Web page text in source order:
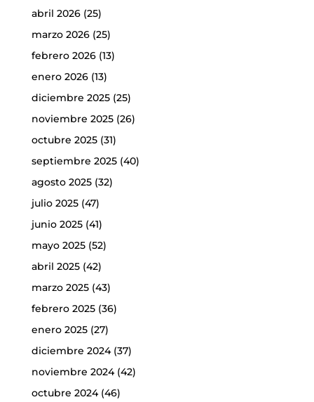
abril 2026(25)
marzo 2026(25)
febrero 2026(13)
enero 2026(13)
diciembre 2025(25)
noviembre 2025(26)
octubre 2025(31)
septiembre 2025(40)
agosto 2025(32)
julio 2025(47)
junio 2025(41)
mayo 2025(52)
abril 2025(42)
marzo 2025(43)
febrero 2025(36)
enero 2025(27)
diciembre 2024(37)
noviembre 2024(42)
octubre 2024(46)